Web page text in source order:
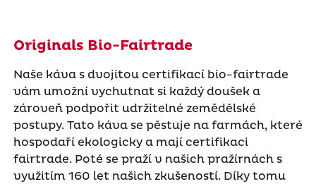
Originals Bio-Fairtrade
Naše káva s dvojitou certifikací bio-fairtrade
vám umožní vychutnat si každý doušek a
zároveň podpořit udržitelné zemědělské
postupy. Tato káva se pěstuje na farmách, které
hospodaří ekologicky a mají certifikaci
fairtrade. Poté se praží v našich pražírnách s
využitím 160 let našich zkušeností. Díky tomu